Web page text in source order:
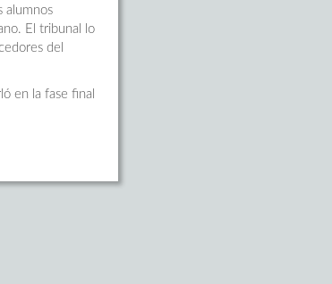
alumnos
El tribunal lo
del
en la fase final